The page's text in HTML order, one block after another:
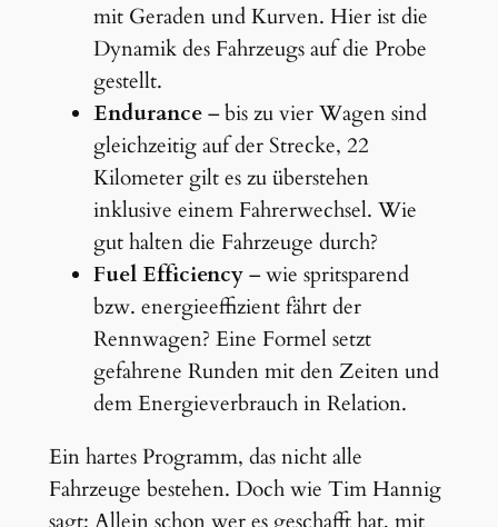
mit Geraden und Kurven. Hier ist die
Dynamik des Fahrzeugs auf die Probe
gestellt.
Endurance– bis zu vier Wagen sind
gleichzeitig auf der Strecke, 22
Kilometer gilt es zu überstehen
inklusive einem Fahrerwechsel. Wie
gut halten die Fahrzeuge durch?
Fuel Efficiency– wie spritsparend
bzw. energieeffizient fährt der
Rennwagen? Eine Formel setzt
gefahrene Runden mit den Zeiten und
dem Energieverbrauch in Relation.
Ein hartes Programm, das nicht alle
Fahrzeuge bestehen. Doch wie Tim Hannig